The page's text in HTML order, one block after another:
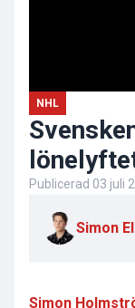
NHL
Publicerad 03 juli
Simon
Simon